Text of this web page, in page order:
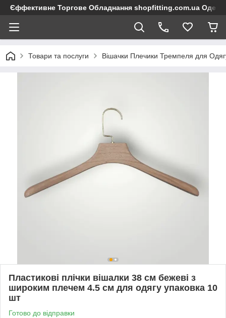
Єффективне Торгове Обладнання shopfitting.com.ua Одеса
Товари та послуги Вішачки Плечики Тремпеля для
Пластикові плічки вішалки 38 см бежеві з
широким плечем 4.5 см для одягу упаковка 10
шт
Готово до відправки